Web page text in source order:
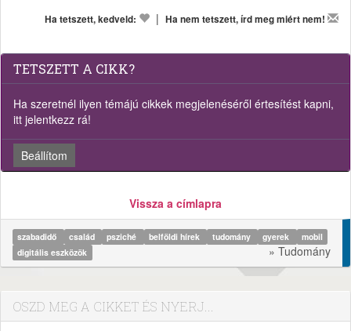
Ha tetszett, kedveld: | Ha nem tetszett, írd meg miért nem!
TETSZETT A CIKK?
Ha szeretnél ilyen témájú cikkek megjelenéséről értesítést kapni,
itt jelentkezz rá!
Beállítom
Vissza a címlapra
szabadidő család psziché belföldi hírek tudomány gyerek
mobil
digitális eszközök
» Tudomány
OSZD MEG A CIKKET ÉS NYERJ...